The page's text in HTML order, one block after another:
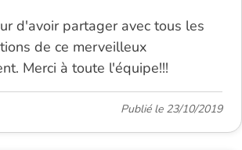
d'avoir partager avec tous les
de ce merveilleux
Merci à toute l'équipe!!!
Publié le 23/10/2019